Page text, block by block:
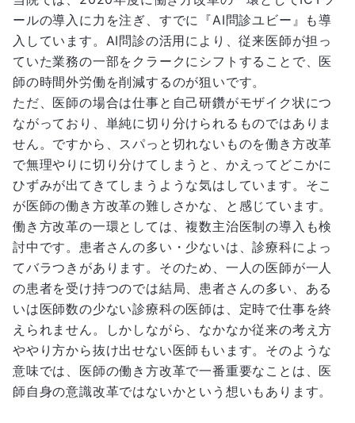
ールの導入に力を注ぎ、すでに『AI問診ユビー』も導
入しています。AI問診の活用により、従来医師が担っ
ていた業務の一部をクラークにシフトすることで、医
師の時間外労働を削減するのが狙いです。
ただ、医師の場合は仕事と自己研鑽がモザイク状につ
ながっており、単純に切り分けられるものではありま
せん。ですから、スパっと切れないものを働き方改革
で無理やりに切り分けてしまうと、かえってどこかに
ひずみが出てきてしまうような気はしています。そこ
が医師の働き方改革の難しさかな、と感じています。
働き方改革の一環としては、複数主治医制の導入も検
討中です。患者さんの多い・少ないは、診療科によっ
てバラつきがあります。そのため、一人の医師が一人
の患者を受け持つのでは結局、患者さんの多い、ある
いは医師数の少ない診療科の医師は、定時で仕事を終
えられません。しかしながら、なかなか従来の考え方
ややり方から抜け出せない医師もいます。そのような
意味では、医師の働き方改革で一番重要なことは、医
師自身の意識改革ではないかという想いもあります。